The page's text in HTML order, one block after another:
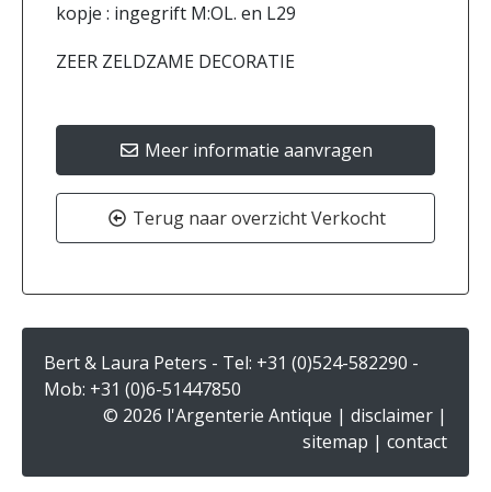
kopje : ingegrift M:OL. en L29
ZEER ZELDZAME DECORATIE
Meer informatie aanvragen
Terug naar overzicht Verkocht
Bert & Laura Peters - Tel: +31 (0)524-582290 -
Mob: +31 (0)6-51447850
© 2026 l'Argenterie Antique | disclaimer |
sitemap | contact